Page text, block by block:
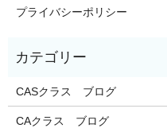
プライバシーポリシー
CASクラス ブログ
CAクラス ブログ